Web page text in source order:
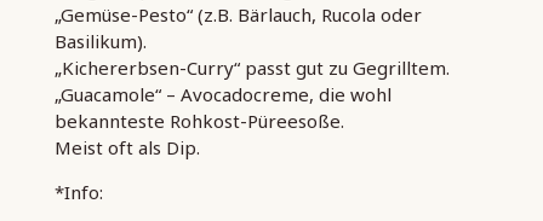
„Gemüse-Pesto“ (z.B. Bärlauch, Rucola oder
Basilikum).
„Kichererbsen-Curry“ passt gut zu Gegrilltem.
„Guacamole“ – Avocadocreme, die wohl
bekannteste Rohkost-Püreesoße.
Meist oft als Dip.
*Info: